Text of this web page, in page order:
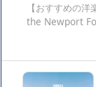
【おすすめの
the Newport